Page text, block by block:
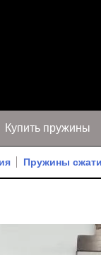
Купить пружины
Пружины